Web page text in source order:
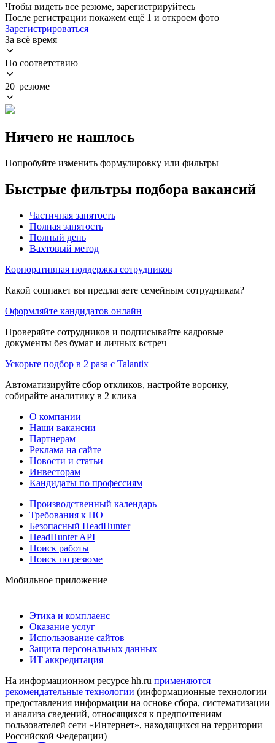
Чтобы видеть все резюме, зарегистрируйтесь
После регистрации покажем ещё 1 и откроем фото
Зарегистрироваться
За всё время
По соответствию
20 резюме
Ничего не нашлось
Попробуйте изменить формулировку или фильтры
Быстрые фильтры подбора вакансий
Частичная занятость
Полная занятость
Полный день
Вахтовый метод
Корпоративная поддержка сотрудников
Какой соцпакет вы предлагаете семейным сотрудникам?
Оформляйте кандидатов онлайн
Проверяйте сотрудников и подписывайте кадровые
документы без бумаг и личных встреч
Ускорьте подбор в 2 раза с Talantix
Автоматизируйте сбор откликов, настройте воронку,
собирайте аналитику в 2 клика
О компании
Наши вакансии
Партнерам
Реклама на сайте
Новости и статьи
Инвесторам
Кандидаты по профессиям
Производственный календарь
Требования к ПО
Безопасный HeadHunter
HeadHunter API
Поиск работы
Поиск по резюме
Мобильное приложение
Этика и комплаенс
Оказание услуг
Использование сайтов
Защита персональных данных
ИТ аккредитация
На информационном ресурсе hh.ru применяются
рекомендательные технологии (информационные технологии
предоставления информации на основе сбора, систематизации
и анализа сведений, относящихся к предпочтениям
пользователей сети «Интернет», находящихся на территории
Российской Федерации)